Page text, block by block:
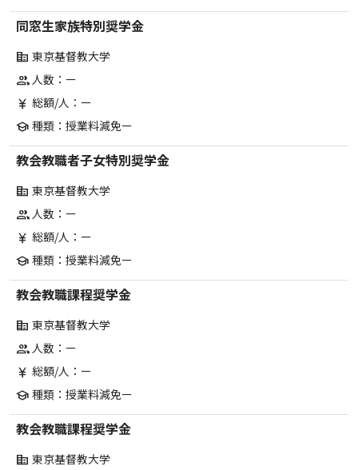
同窓生家族特別奨学金
corporate_fare 東京基督教大学
group人数：ー
currency_yen 総額/人：ー
school 種類：授業料減免ー
教会教職者子女特別奨学金
corporate_fare 東京基督教大学
group人数：ー
currency_yen 総額/人：ー
school 種類：授業料減免ー
教会教職課程奨学金
corporate_fare 東京基督教大学
group人数：ー
currency_yen 総額/人：ー
school 種類：授業料減免ー
教会教職課程奨学金
corporate_fare 東京基督教大学